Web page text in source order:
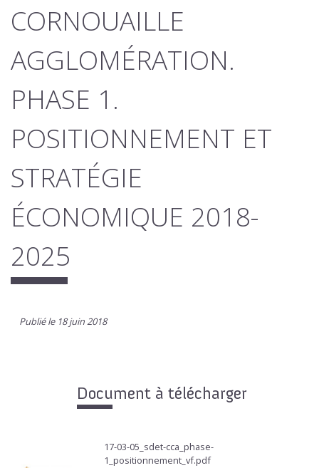
CORNOUAILLE
AGGLOMÉRATION.
PHASE 1.
POSITIONNEMENT ET
STRATÉGIE
ÉCONOMIQUE 2018-
2025
Publié le 18 juin 2018
Document à télécharger
17-03-05_sdet-cca_phase-
1_positionnement_vf.pdf